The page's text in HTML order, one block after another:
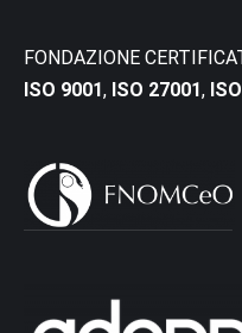
FONDAZIONE
ISO 9001, ISO 27001,